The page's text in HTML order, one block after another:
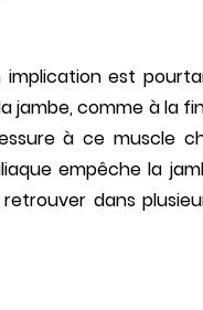
est
jambe, comme à la
à ce muscle
empêche la
dans